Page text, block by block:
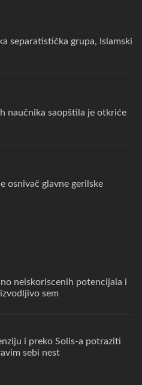
separatistička grupa, Islamski
naučnika saopštila je otkriće
osnivač glavne gerilske
neiskoriscenih potencijala i
sem
i preko Solis-a potraziti
sebi nest